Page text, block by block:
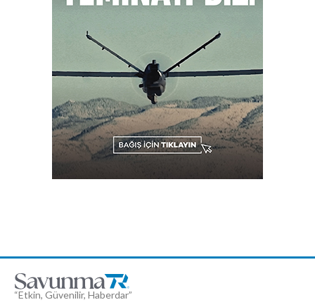
“Etkin, Güvenilir, Haberdar”